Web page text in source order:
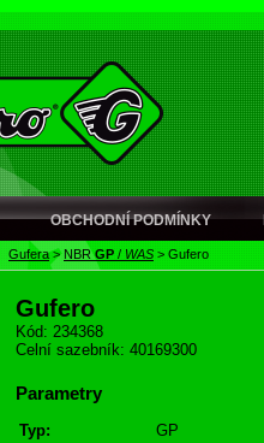
OBCHODNÍ PODMÍNKY
Gufera> NBRGP / WAS > Gufero
Gufero
Kód: 234368
Celní sazebník: 40169300
Parametry
Typ:
GP